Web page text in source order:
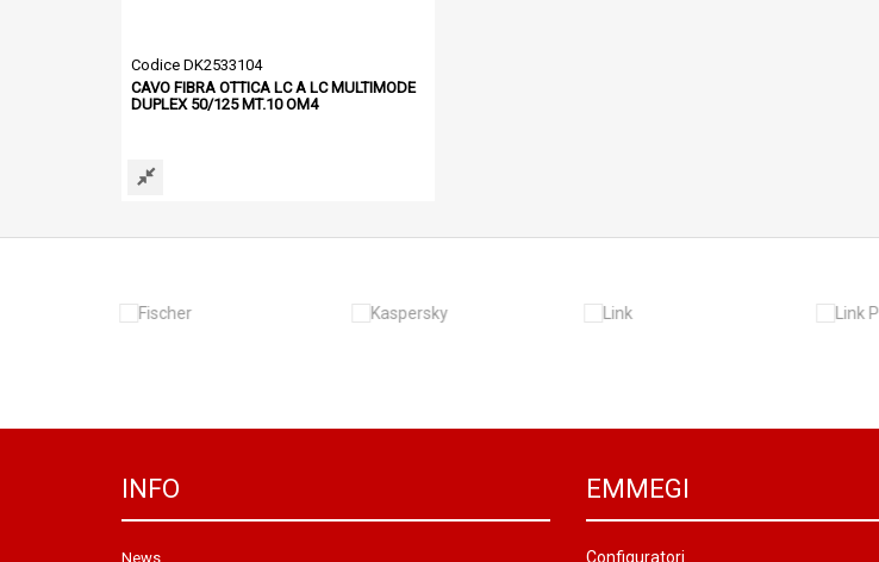
Codice DK2533104
CAVO FIBRA OTTICA LC A LC MULTIMODE
DUPLEX 50/125 MT.10 OM4
INFO
News
EMMEGI
Configuratori